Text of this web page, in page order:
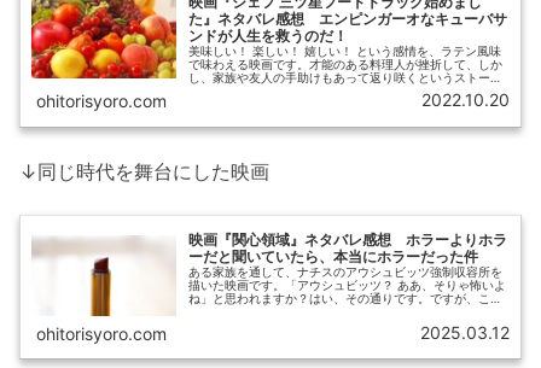
た』ネタバレ感想 エンピンガーオなキューバサ
ンドが人生を救うのだ！
美味しい！ 楽しい！ 嬉しい！ という感情を、ラテン風味
で味わえる映画です。才能のある料理人が挫折して、しか
し、家族や友人の手助けもあって返り咲くというストーリ
ー。ありがちと言えばありがちですが、湿っぽさというも
ohitorisyoro.com 2022.10.20
↓同じ時代を舞台にした映画
映画『関心領域』ネタバレ感想 ホラーよりホラ
ーだと聞いていたら、本当にホラーだった件
ある家族を通して、ナチスのアウシュビッツ強制収容所を
描いた映画です。「アウシュビッツ？ ああ、そりゃ怖いよ
ね」と思われますか？はい、その通りです。ですが、これ
ohitorisyoro.com 2025.03.12